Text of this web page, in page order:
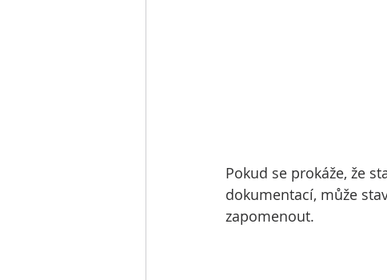
Pokud se prokáže, že
dokumentací, může
zapomenout.